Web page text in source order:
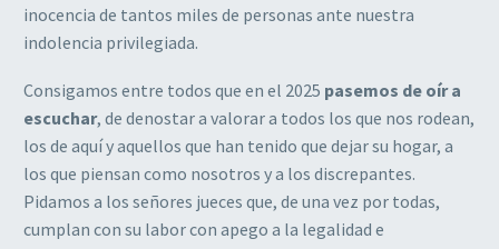
inocencia de tantos miles de personas ante nuestra
indolencia privilegiada.
Consigamos entre todos que en el 2025 pasemos de oír a
escuchar, de denostar a valorar a todos los que nos rodean,
los de aquí y aquellos que han tenido que dejar su hogar, a
los que piensan como nosotros y a los discrepantes.
Pidamos a los señores jueces que, de una vez por todas,
cumplan con su labor con apego a la legalidad e